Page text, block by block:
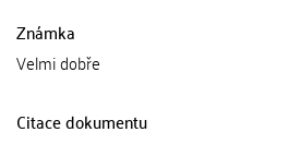
Známka
Velmi dobře
Citace dokumentu